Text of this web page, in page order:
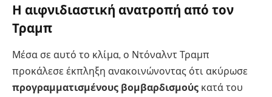
Η αιφνιδιαστική ανατροπή από τον
Τραμπ
Μέσα σε αυτό το κλίμα, ο Ντόναλντ Τραμπ
προκάλεσε έκπληξη ανακοινώνοντας ότι ακύρωσε
προγραμματισμένους βομβαρδισμούς κατά του